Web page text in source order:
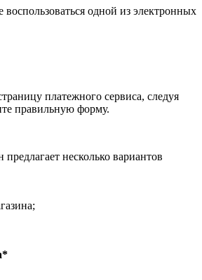
одной из электронных
платежного сервиса, следуя
правильную форму.
несколько вариантов